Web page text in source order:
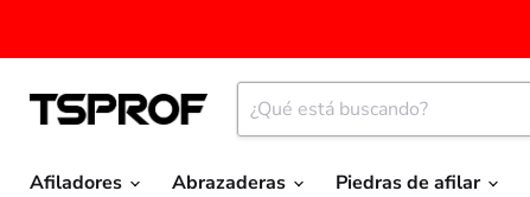
Afiladores Abrazaderas Piedras de afilar